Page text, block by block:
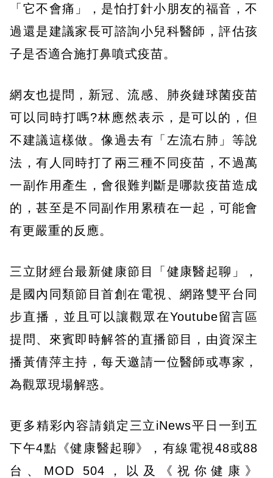
「它不會痛」，是怕打針小朋友的福音，不
過還是建議家長可諮詢小兒科醫師，評估孩
子是否適合施打鼻噴式疫苗。
網友也提問，新冠、流感、肺炎鏈球菌疫苗
可以同時打嗎?林應然表示，是可以的，但
不建議這樣做。像過去有「左流右肺」等說
法，有人同時打了兩三種不同疫苗，不過萬
一副作用產生，會很難判斷是哪款疫苗造成
的，甚至是不同副作用累積在一起，可能會
有更嚴重的反應。
三立財經台最新健康節目「健康醫起聊」，
是國內同類節目首創在電視、網路雙平台同
步直播，並且可以讓觀眾在Youtube留言區
提問、來賓即時解答的直播節目，由資深主
播黃倩萍主持，每天邀請一位醫師或專家，
為觀眾現場解惑。
更多精彩內容請鎖定三立iNews平日一到五
下午4點《健康醫起聊》，有線電視48或88
台、MOD 504，以及《祝你健康》